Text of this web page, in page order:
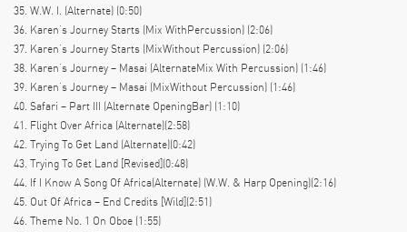
35. W.W. I. (Alternate) (0:50)
36. Karen’s Journey Starts (Mix WithPercussion) (2:06)
37. Karen’s Journey Starts (MixWithout Percussion) (2:06)
38. Karen’s Journey – Masai (AlternateMix With Percussion) (1:46)
39. Karen’s Journey – Masai (MixWithout Percussion) (1:46)
40. Safari – Part III (Alternate OpeningBar) (1:10)
41. Flight Over Africa (Alternate)(2:58)
42. Trying To Get Land (Alternate)(0:42)
43. Trying To Get Land [Revised](0:48)
44. If I Know A Song Of Africa(Alternate) (W.W. & Harp Opening)(2:16)
45. Out Of Africa – End Credits [Wild](2:51)
46. Theme No. 1 On Oboe (1:55)